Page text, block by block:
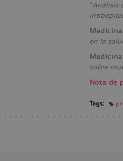
“Análisis
en la
sobre
Nota de
Tags: